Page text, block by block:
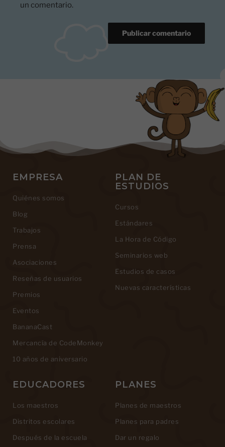
un comentario.
EMPRESA
Quiénes somos
Blog
Trabajos
Prensa
Asociaciones
Reseñas de usuarios
Premios
Eventos
BananaCast
Mercancía de CodeMonkey
10 años de aniversario
PLAN DE
ESTUDIOS
Cursos
Estándares
La Hora de Código
Seminarios web
Estudios de casos
Nuevas características
EDUCADORES
Los maestros
Distritos escolares
Después de la escuela
PLANES
Planes de maestros
Planes para padres
Dar un regalo